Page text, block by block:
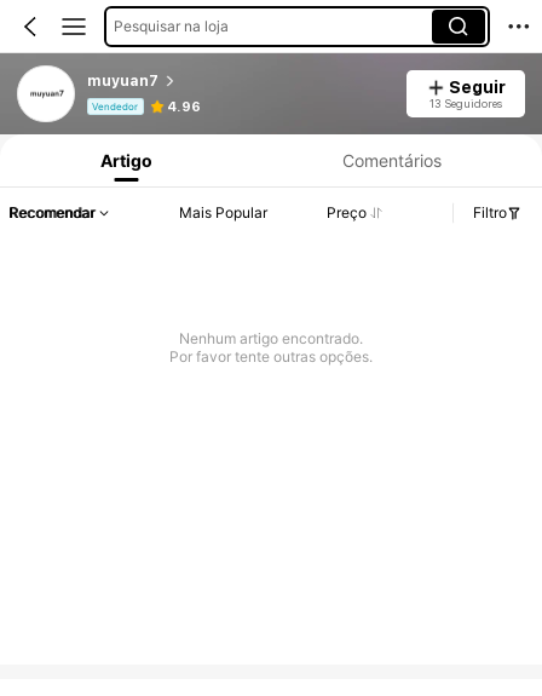
Pesquisar na loja
muyuan7
Vendedor 4.96
Seguir
13 Seguidores
Informações do Produto: Divulgação de Preço, Vendas e Detalhes de Stock.
Artigo Comentários
Recomendar Mais Popular Preço Filtro
Nenhum artigo encontrado.
Por favor tente outras opções.